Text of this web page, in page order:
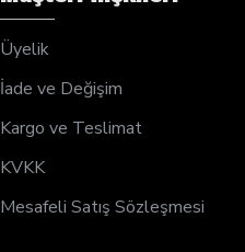
Üyelik
İade ve Değişim
Kargo ve Teslimat
KVKK
Mesafeli Satış Sözleşmesi